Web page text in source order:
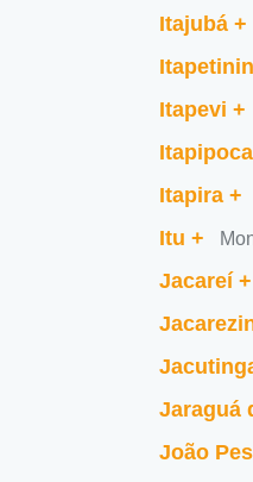
Itajubá +
Itapevi +
Itapipoca
Itapira +
Itu +
Jacareí +
Jaraguá
João